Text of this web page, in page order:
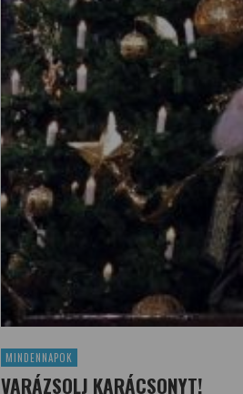
MINDENNAPOK
VARÁZSOLJ KARÁCSONYT!